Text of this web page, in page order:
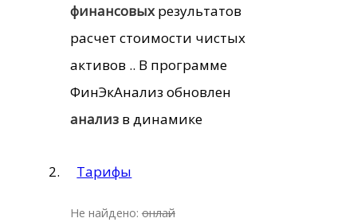
финансовыхрезультатов
расчет стоимости чистых
активов .. В программе
ФинЭкАнализ обновлен
анализв динамике
Тарифы
Не найдено: онлай